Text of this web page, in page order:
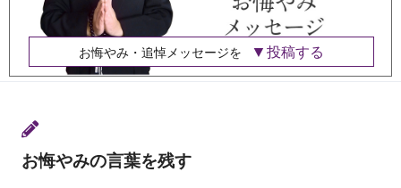
お悔やみ・追悼メッセージを 投稿する
お悔やみの言葉を残す